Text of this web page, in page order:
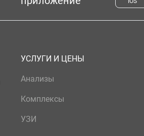
УСЛУГИ И ЦЕНЫ
Анализы
Комплексы
УЗИ